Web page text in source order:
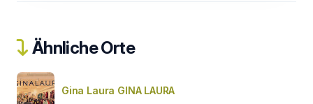
Ähnliche Orte
Gina Laura GINA LAURA